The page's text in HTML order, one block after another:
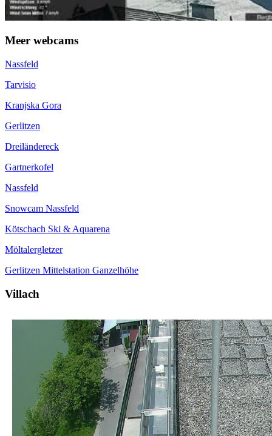
Meer webcams
Nassfeld
Tarvisio
Kranjska Gora
Gerlitzen
Dreiländereck
Gartnerkofel
Nassfeld
Snowcam Nassfeld
Kötschach Ski & Aquarena
Möltalergletzer
Gerlitzen Mittelstation Ganzelhöhe
Villach